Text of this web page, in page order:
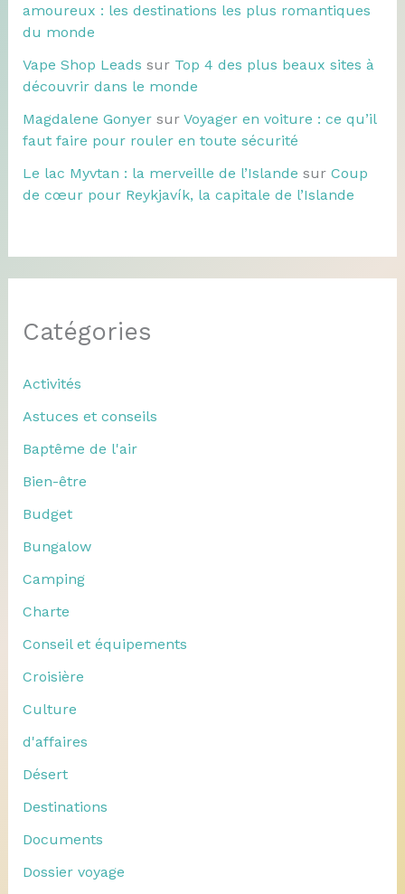
amoureux : les destinations les plus romantiques
du monde
Vape Shop Leads sur Top 4 des plus beaux sites à
découvrir dans le monde
Magdalene Gonyersur Voyager en voiture : ce qu’il
faut faire pour rouler en toute sécurité
Le lac Myvtan : la merveille de l’Islande sur Coup
de cœur pour Reykjavík, la capitale de l’Islande
Catégories
Activités
Astuces et conseils
Baptême de l'air
Bien-être
Budget
Bungalow
Camping
Charte
Conseil et équipements
Croisière
Culture
d'affaires
Désert
Destinations
Documents
Dossier voyage